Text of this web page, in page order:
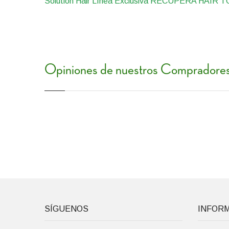
Opiniones de nuestros
SÍGUENOS